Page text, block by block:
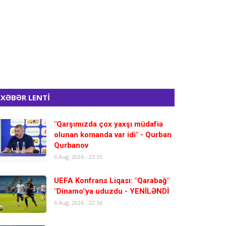
XƏBƏR LENTİ
"Qarşımızda çox yaxşı müdafiə
olunan komanda var idi" - Qurban
Qurbanov
6 Aug, 2026 - 23:35
UEFA Konfrans Liqası: "Qarabağ"
"Dinamo"ya uduzdu - YENİLƏNDİ
6 Aug, 2026 - 22:56